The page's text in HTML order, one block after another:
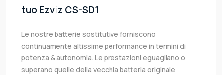
tuo Ezviz CS-SD1
Le nostre batterie sostitutive forniscono
continuamente altissime performance in termini di
potenza & autonomia. Le prestazioni eguagliano o
superano quelle della vecchia batteria originale